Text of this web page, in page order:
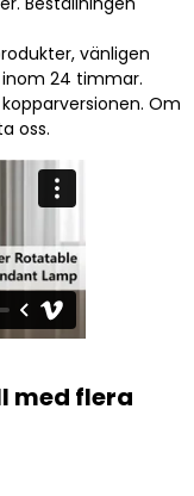
vänligen
24 timmar.
Om
oss.
med flera